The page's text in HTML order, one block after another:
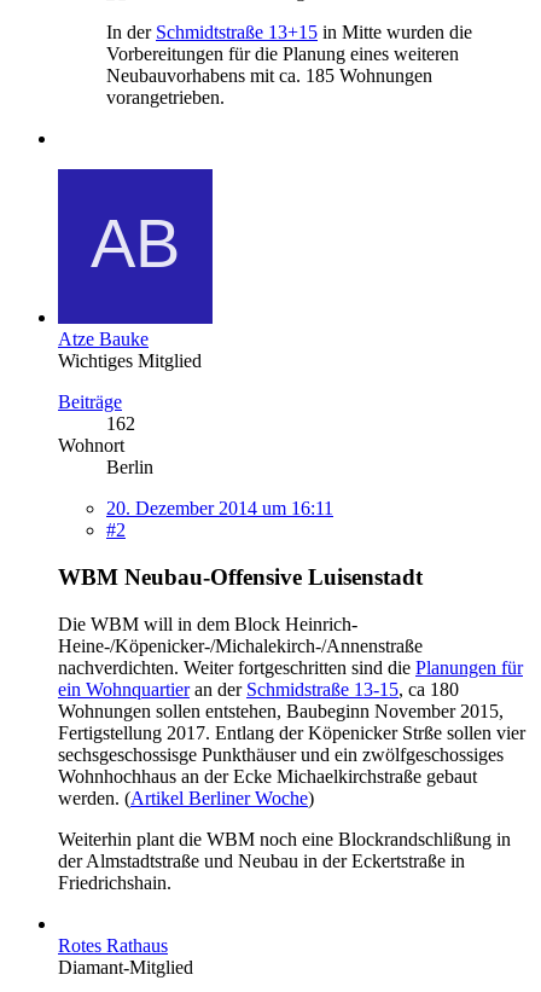
In der Schmidtstraße 13+15 in Mitte wurden die
Vorbereitungen für die Planung eines weiteren
Neubauvorhabens mit ca. 185 Wohnungen
vorangetrieben.
Atze Bauke
Wichtiges Mitglied
Beiträge
162
Wohnort
Berlin
20. Dezember 2014 um 16:11
#2
WBM Neubau-Offensive Luisenstadt
Die WBM will in dem Block Heinrich-
Heine-/Köpenicker-/Michalekirch-/Annenstraße
nachverdichten. Weiter fortgeschritten sind die Planungen für
ein Wohnquartieran der Schmidstraße 13-15, ca 180
Wohnungen sollen entstehen, Baubeginn November 2015,
Fertigstellung 2017. Entlang der Köpenicker Strße sollen vier
sechsgeschossisge Punkthäuser und ein zwölfgeschossiges
Wohnhochhaus an der Ecke Michaelkirchstraße gebaut
werden. (Artikel Berliner Woche)
Weiterhin plant die WBM noch eine Blockrandschlißung in
der Almstadtstraße und Neubau in der Eckertstraße in
Friedrichshain.
Rotes Rathaus
Diamant-Mitglied